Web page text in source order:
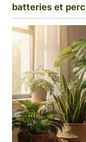
batteries et